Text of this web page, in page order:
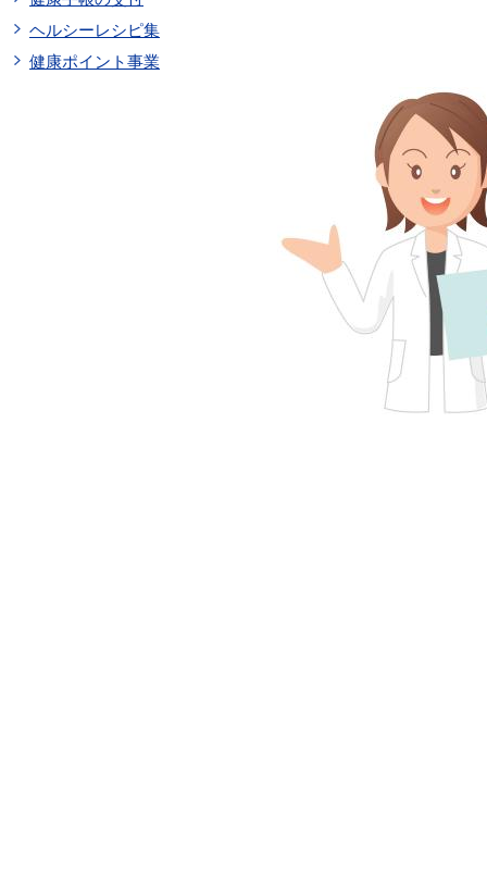
ヘルシーレシピ集
健康ポイント事業